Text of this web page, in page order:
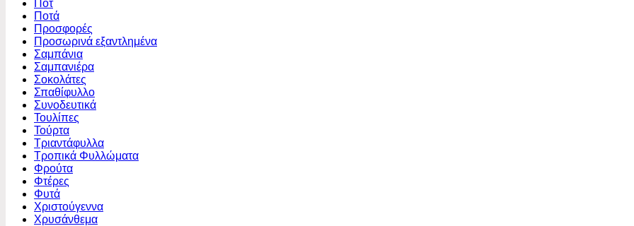
Ποτ
Ποτά
Προσφορές
Προσωρινά εξαντλημένα
Σαμπάνια
Σαμπανιέρα
Σοκολάτες
Σπαθίφυλλο
Συνοδευτικά
Τουλίπες
Τούρτα
Τριαντάφυλλα
Τροπικά Φυλλώματα
Φρούτα
Φτέρες
Φυτά
Χριστούγεννα
Χρυσάνθεμα